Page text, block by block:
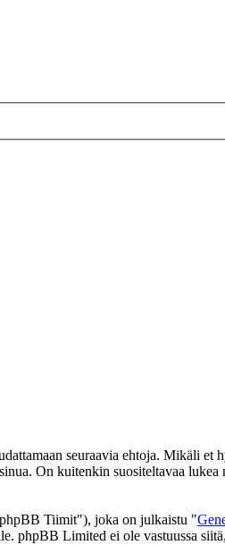
seuraavia ehtoja. Mikäli et
On kuitenkin suositeltavaa lukea
Tiimit"), joka on julkaistu "
phpBB Limited ei ole vastuussa